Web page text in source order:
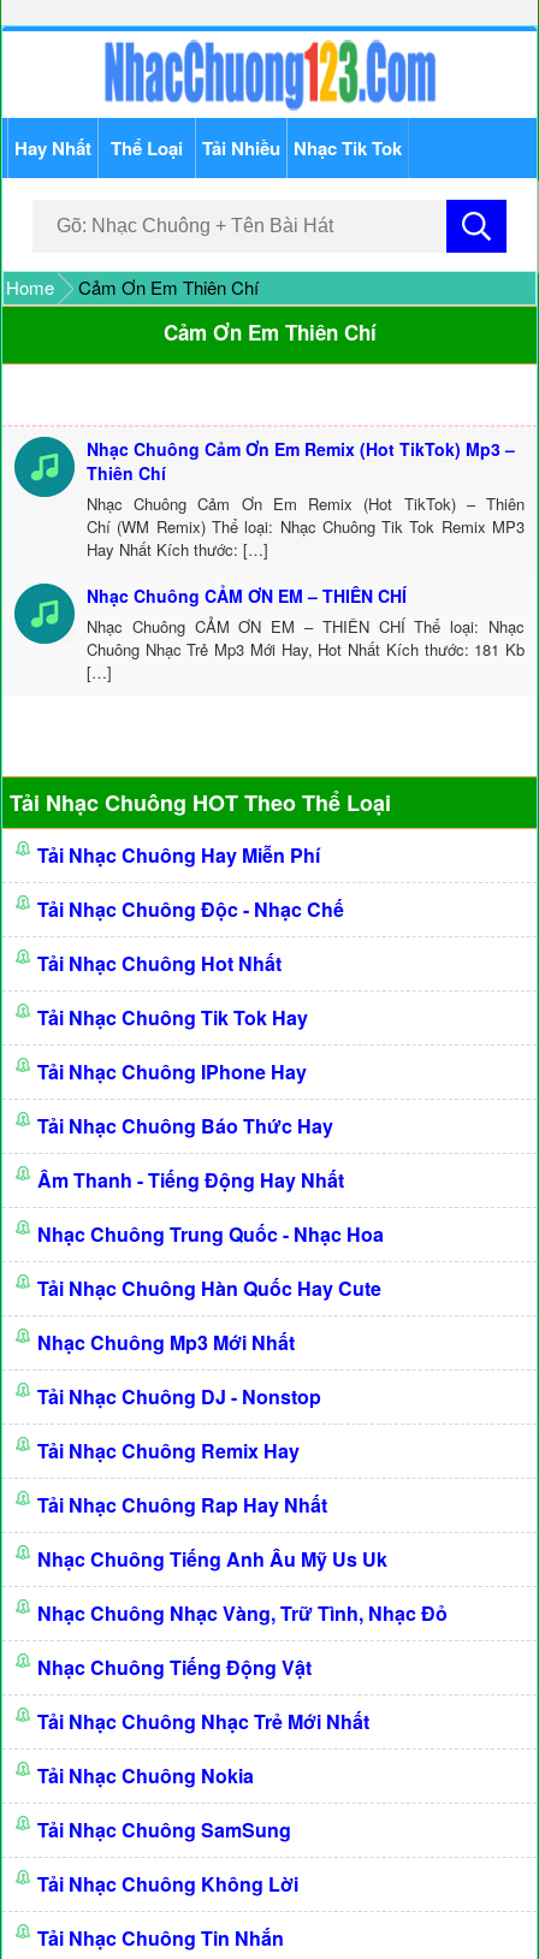
Hay Nhất Thể Loại Tải Nhiều Nhạc Tik Tok
Home Cảm Ơn Em Thiên Chí
Cảm Ơn Em Thiên Chí
Nhạc Chuông Cảm Ơn Em Remix (Hot TikTok) Mp3 –
Thiên Chí
Nhạc Chuông Cảm Ơn Em Remix (Hot TikTok) – Thiên
Chí (WM Remix) Thể loại: Nhạc Chuông Tik Tok Remix MP3
Hay Nhất Kích thước: […]
Nhạc Chuông CẢM ƠN EM – THIÊN CHÍ
Nhạc Chuông CẢM ƠN EM – THIÊN CHÍ Thể loại: Nhạc
Chuông Nhạc Trẻ Mp3 Mới Hay, Hot Nhất Kích thước: 181 Kb
[…]
Tải Nhạc Chuông HOT Theo Thể Loại
Tải Nhạc Chuông Hay Miễn Phí
Tải Nhạc Chuông Độc - Nhạc Chế
Tải Nhạc Chuông Hot Nhất
Tải Nhạc Chuông Tik Tok Hay
Tải Nhạc Chuông IPhone Hay
Tải Nhạc Chuông Báo Thức Hay
Âm Thanh - Tiếng Động Hay Nhất
Nhạc Chuông Trung Quốc - Nhạc Hoa
Tải Nhạc Chuông Hàn Quốc Hay Cute
Nhạc Chuông Mp3 Mới Nhất
Tải Nhạc Chuông DJ - Nonstop
Tải Nhạc Chuông Remix Hay
Tải Nhạc Chuông Rap Hay Nhất
Nhạc Chuông Tiếng Anh Âu Mỹ Us Uk
Nhạc Chuông Nhạc Vàng, Trữ Tình, Nhạc Đỏ
Nhạc Chuông Tiếng Động Vật
Tải Nhạc Chuông Nhạc Trẻ Mới Nhất
Tải Nhạc Chuông Nokia
Tải Nhạc Chuông SamSung
Tải Nhạc Chuông Không Lời
Tải Nhạc Chuông Tin Nhắn